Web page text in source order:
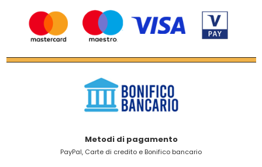
Metodi di pagamento
PayPal, Carte di credito e Bonifico bancario